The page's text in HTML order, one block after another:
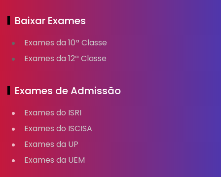
Baixar Exames
Exames da 10ª Classe
Exames da 12ª Classe
Exames de Admissão
Exames do ISRI
Exames do ISCISA
Exames da UP
Exames da UEM